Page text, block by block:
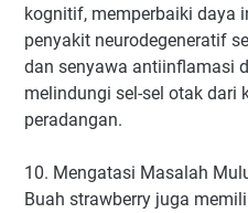
kognitif, memperbaiki daya
penyakit neurodegeneratif
dan senyawa antiinflamasi
melindungi sel-sel otak dari
peradangan.
10. Mengatasi Masalah
Buah strawberry juga